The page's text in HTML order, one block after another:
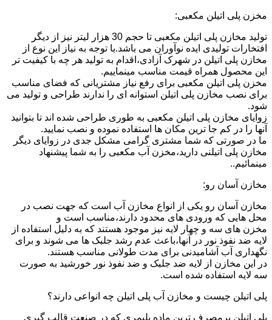
مخزن پلی اتیلن مکعبی:
تولید مخازن پلی اتیلن مکعبی تا حجم 30 هزار لیتر نیز از دیگر
افتخارات تولیدی ایده نوآوران می باشد.با توجه به نیاز این نوع از
مخازن پلی اتیلن در شهرک آزادی،اقدام به تولید هر چه با کیفیت تر
این محصول همراه قیمت مناسب مینماییم.
مخزن پلی اتیلن مکعبی برای رفع نیاز مشتریانی که فضای مناسب
برای نصب مخازن پلی اتیلن استوانه ای را ندارند طراحی و تولید می
شود.
زوایای مخازن پلی اتیلن مکعبی به طوری طراحی شده اند تا بتوانید
آنها را در کم جا ترین مکان ها استفاده نموده و نصب نمایید.
ما در صورتی که شما مشتری گرامی مشکل جدی در زوایای دیگر
مخازن پلی اتیلنی دارید،مخزن آب مکعبی را به شما پیشنهاد
مینمائیم..
مخازن آسان رو:
مخازن آسان رو یکی از انواع مخازن آب است که جهت نصب در
محل هایی که ورودی های محدود دارند،مناسب است و
مخزن های سه و چهار لایه نیز موجود هستند که به دلیل استفاده از
لایه ضد نفوذ نور در آنها،باعث عدم رشد جلبک ها می شوند و برای
نگهداری آب آشامیدنی برای مدت طولانی مناسب هستند.
در این مخازن از لایه ضد جلبک و ضد نفوذ نور خورشید به صورت
سه لایه استفاده شده است.
پلی اتیلن چیست و مخازن آب پلی اتیلن چه انواعی دارند؟
پلی اتیلن پرمصرف ترین ماده پلیمری که در صنعت قالب گیری